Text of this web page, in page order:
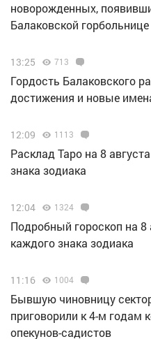
новорожденных,
Балаковской горбольнице
13:25 713
Гордость Балаковского
достижения и новые
12:09 1113
Расклад Таро на 8
знака зодиака
12:04 1324
Подробный гороскоп на 8
каждого знака зодиака
11:16 1004
Бывшую чиновницу
приговорили к 4-м годам
опекунов-садистов